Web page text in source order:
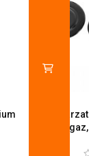
Set 4